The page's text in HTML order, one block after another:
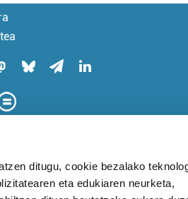
ditugu, cookie bezalako
eta edukiaren neurketa,